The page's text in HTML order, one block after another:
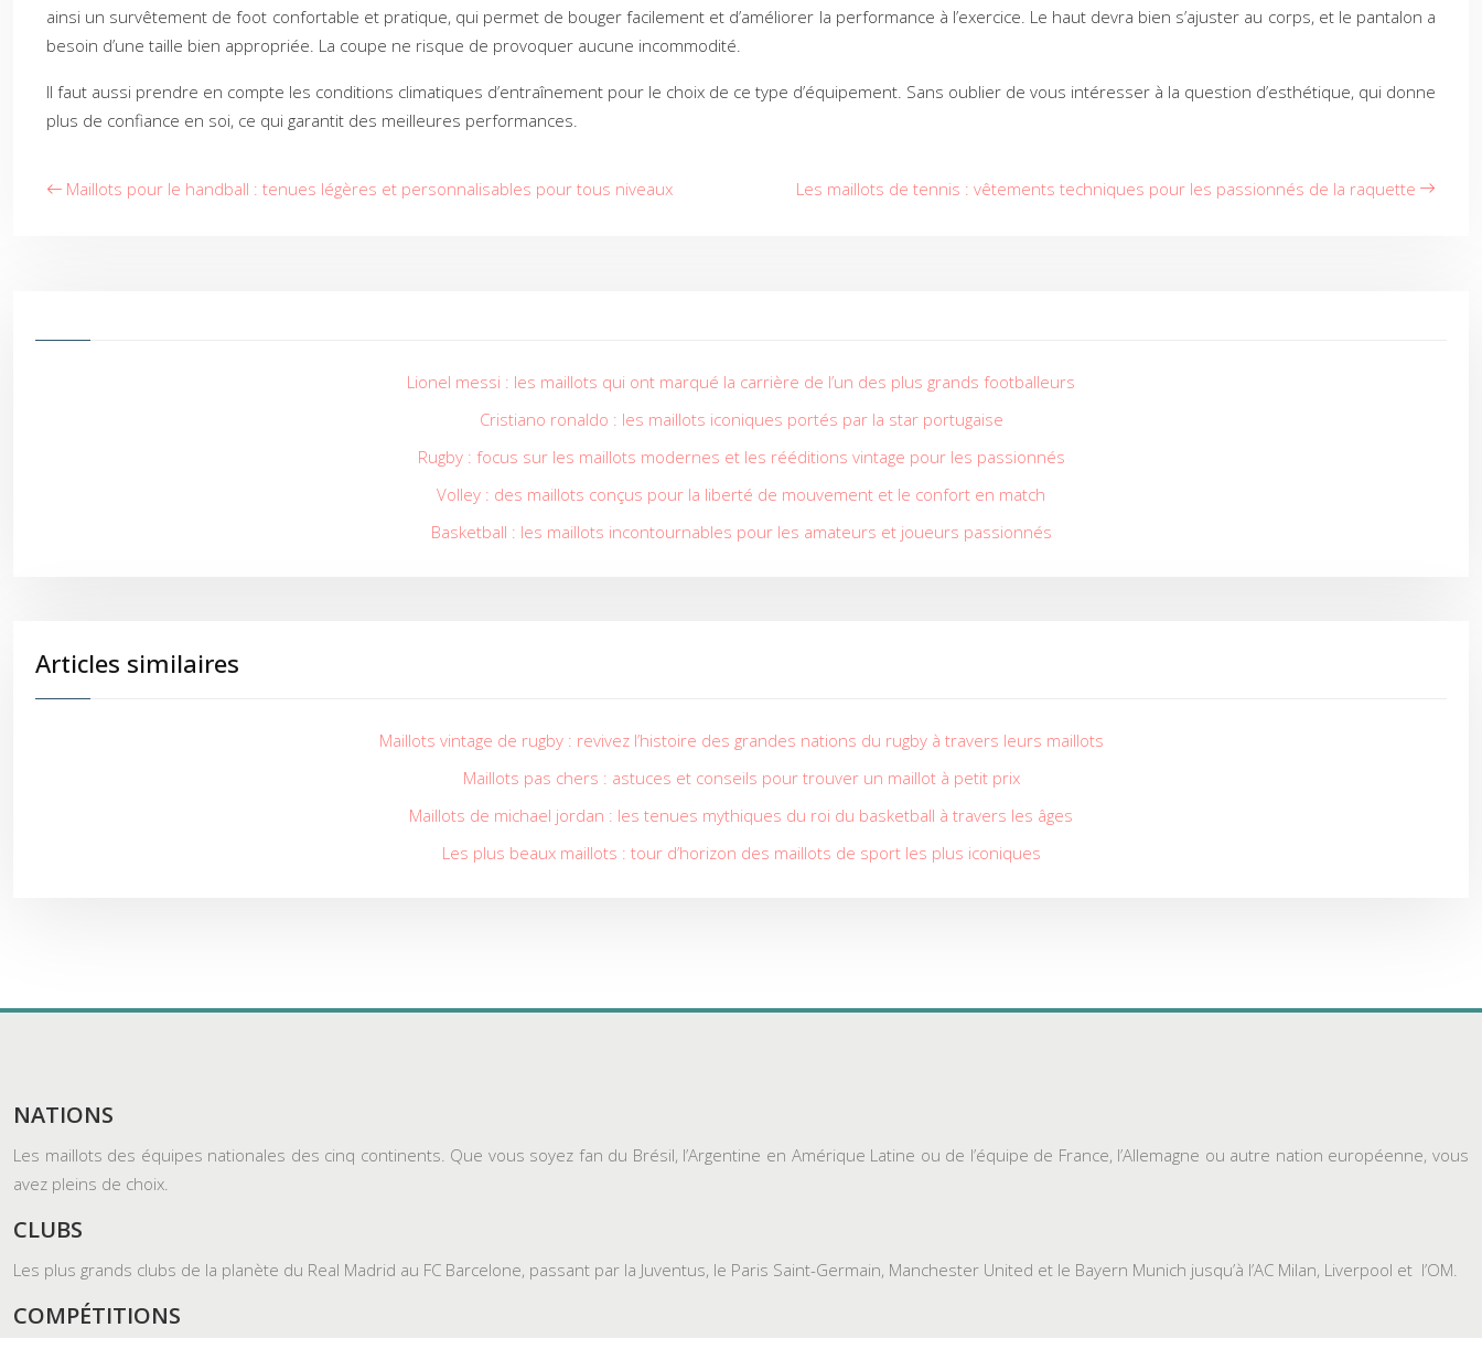
ainsi un survêtement de foot confortable et pratique, qui permet de bouger facilement et d’améliorer la performance à l’exercice. Le haut devra bien s’ajuster au corps, et le pantalon a
besoin d’une taille bien appropriée. La coupe ne risque de provoquer aucune incommodité.
Il faut aussi prendre en compte les conditions climatiques d’entraînement pour le choix de ce type d’équipement. Sans oublier de vous intéresser à la question d’esthétique, qui donne
plus de confiance en soi, ce qui garantit des meilleures performances.
Maillots pour le handball : tenues légères et personnalisables pour tous niveaux Les maillots de tennis : vêtements techniques pour les passionnés de la raquette
Lionel messi : les maillots qui ont marqué la carrière de l’un des plus grands footballeurs
Cristiano ronaldo : les maillots iconiques portés par la star portugaise
Rugby : focus sur les maillots modernes et les rééditions vintage pour les passionnés
Volley : des maillots conçus pour la liberté de mouvement et le confort en match
Basketball : les maillots incontournables pour les amateurs et joueurs passionnés
Articles similaires
Maillots vintage de rugby : revivez l’histoire des grandes nations du rugby à travers leurs maillots
Maillots pas chers : astuces et conseils pour trouver un maillot à petit prix
Maillots de michael jordan : les tenues mythiques du roi du basketball à travers les âges
Les plus beaux maillots : tour d’horizon des maillots de sport les plus iconiques
NATIONS
Les maillots des équipes nationales des cinq continents. Que vous soyez fan du Brésil, l’Argentine en Amérique Latine ou de l’équipe de France, l’Allemagne ou autre nation européenne, vous
avez pleins de choix.
CLUBS
Les plus grands clubs de la planète du Real Madrid au FC Barcelone, passant par la Juventus, le Paris Saint-Germain, Manchester United et le Bayern Munich jusqu’à l’AC Milan, Liverpool et l’OM.
COMPÉTITIONS